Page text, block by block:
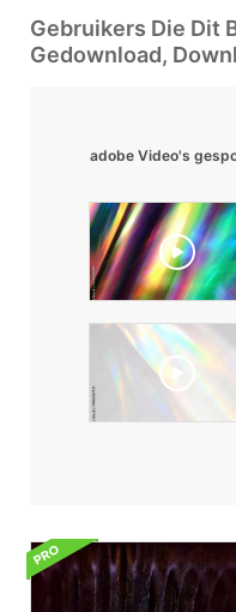
Gebruikers Die Dit
Gedownload,
adobe Video's